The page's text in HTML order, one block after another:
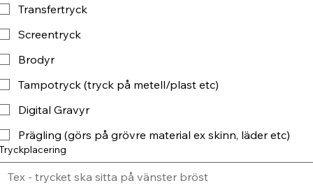
Transfertryck
Screentryck
Brodyr
Tampotryck (tryck på metell/plast etc)
Digital Gravyr
Prägling (görs på grövre material ex skinn, läder etc)